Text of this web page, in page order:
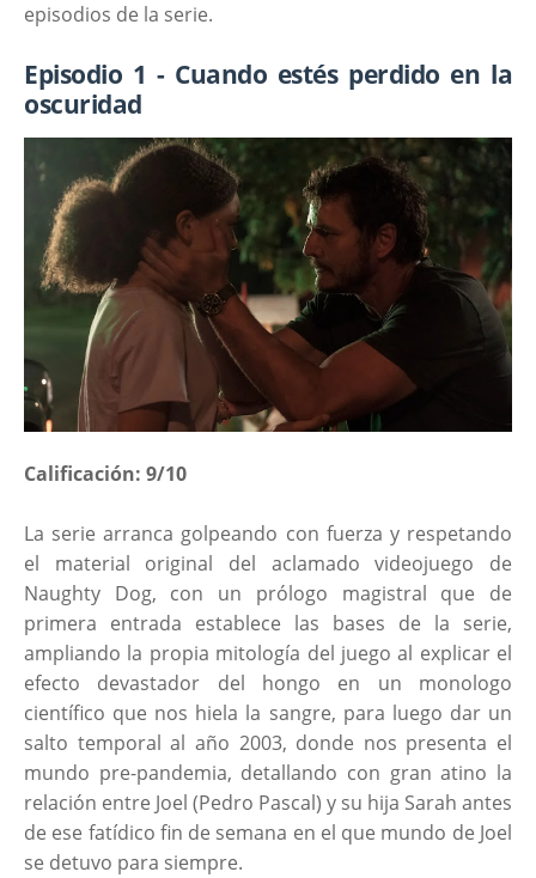
episodios de la serie.
Episodio 1 - Cuando estés perdido en la
oscuridad
Calificación: 9/10
La serie arranca golpeando con fuerza y respetando
el material original del aclamado videojuego de
Naughty Dog, con un prólogo magistral que de
primera entrada establece las bases de la serie,
ampliando la propia mitología del juego al explicar el
efecto devastador del hongo en un monologo
científico que nos hiela la sangre, para luego dar un
salto temporal al año 2003, donde nos presenta el
mundo pre-pandemia, detallando con gran atino la
relación entre Joel (Pedro Pascal) y su hija Sarah antes
de ese fatídico fin de semana en el que mundo de Joel
se detuvo para siempre.